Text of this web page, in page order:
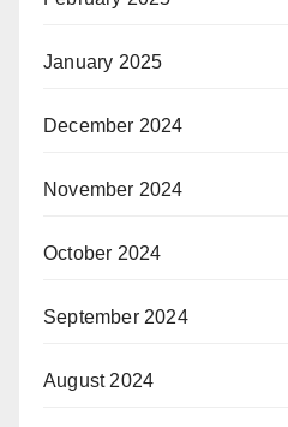
January 2025
December 2024
November 2024
October 2024
September 2024
August 2024